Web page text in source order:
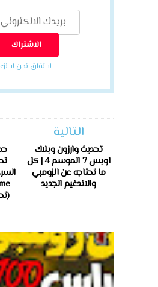
لا تقلق نحن لا
التالية
تحديث وارزون وبلاك
اوبس 7 الموسم 4 | كل
ما تحتاجه عن الزومبي
والاندغيم الجديد